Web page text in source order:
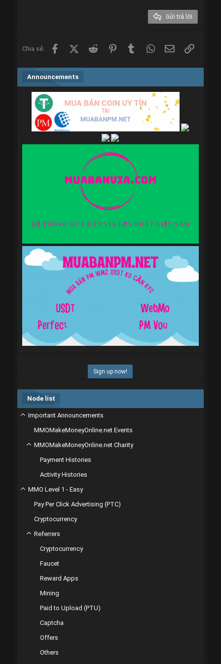
Gửi trả lời
Chia sẻ: FacebookX (Twitter)Reddit Pinterest Tumblr WhatsApp
Email
Announcements
Sign up now!
Node list
Important Announcements
MMOMakeMoneyOnline.net Events
MMOMakeMoneyOnline.net Charity
Payment Histories
Activity Histories
MMO Level 1 - Easy
Pay Per Click Advertising (PTC)
Cryptocurrency
Referrers
Cryptocurrency
Faucet
Reward Apps
Mining
Paid to Upload (PTU)
Captcha
Offers
Others